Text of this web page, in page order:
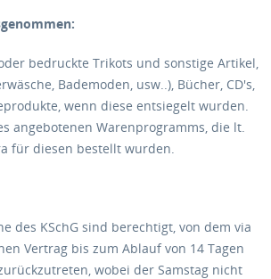
bedruckte Trikots und sonstige Artikel,
Bademoden, usw..), Bücher, CD's,
wenn diese entsiegelt wurden.
angebotenen Warenprogramms, die lt.
für diesen bestellt wurden.
des KSchG sind berechtigt, von dem via
Vertrag bis zum Ablauf von 14 Tagen
wobei der Samstag nicht